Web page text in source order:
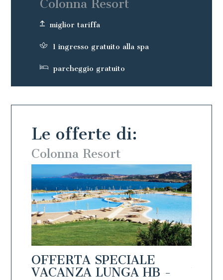
Le offerte di:
Colonna Resort
OFFERTA SPECIALE
VACANZA LUNGA HB -
Colonna Resort
miglior tariffa
1 ingresso gratuito alla spa
parcheggio gratuito